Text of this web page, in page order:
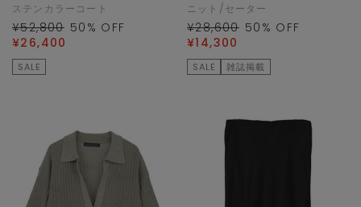
ステンカラーコート
¥52,800 50 % OFF
¥26,400
SALE
ニット/セーター
¥28,600 50 % OFF
¥14,300
SALE 雑誌掲載